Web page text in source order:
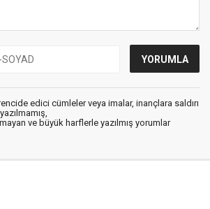
edici cümleler veya imalar, inançlara saldırı
ve büyük harflerle yazılmış yorumlar